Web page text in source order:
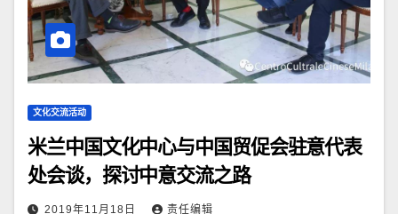
文化交流活动
米兰中国文化中心与中国贸促会驻意代表
处会谈，探讨中意交流之路
2019年11月18日 责任编辑